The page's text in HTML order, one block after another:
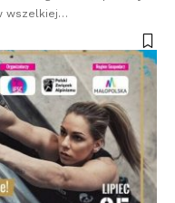
wszelkiej…